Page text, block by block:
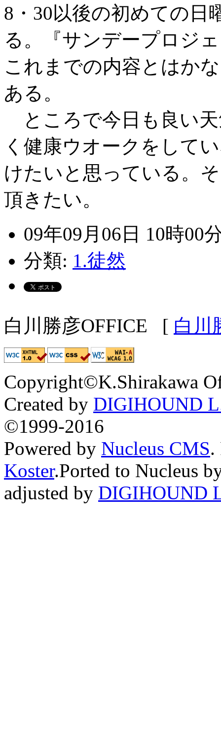
8・30以後の初めての日
る。『サンデープロジ
これまでの内容とはか
ある。
ところで今日も良い
く健康ウオークをして
けたいと思っている。
頂きたい。
09年09月06日 10時00
分類: 1.徒然
白川勝彦OFFICE [ 白川
Copyright©K.Shirakawa
Created by DIGIHOUND
©1999-2016
Powered by Nucleus CMS.
Koster.Ported to Nucleus
adjusted by DIGIHOUND